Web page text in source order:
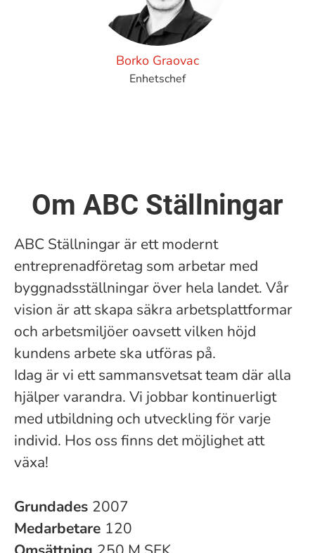
Borko Graovac
Enhetschef
Om ABC Ställningar
ABC Ställningar är ett modernt
entreprenadföretag som arbetar med
byggnadsställningar över hela landet. Vår
vision är att skapa säkra arbetsplattformar
och arbetsmiljöer oavsett vilken höjd
kundens arbete ska utföras på.
Idag är vi ett sammansvetsat team där alla
hjälper varandra. Vi jobbar kontinuerligt
med utbildning och utveckling för varje
individ. Hos oss finns det möjlighet att
växa!
Grundades 2007
Medarbetare 120